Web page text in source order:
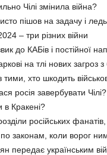
Чілі змінила війна?
пішов на задачу і
– три різних війни
до КАБів і постійної
на тлі нових загроз
хто шкодить
росія завербувати Чілі?
в Кракені?
російських
законам, коли ворог
передає українським